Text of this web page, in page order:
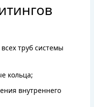
труб системы
кольца;
внутреннего